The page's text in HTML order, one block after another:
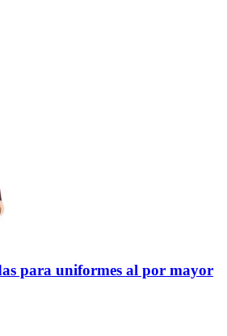
para uniformes al por mayor